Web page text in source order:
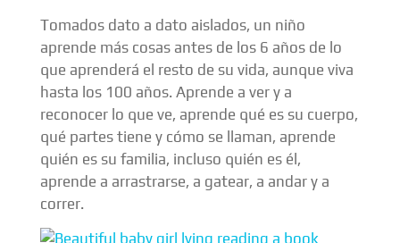
Tomados dato a dato aislados, un niño
aprende más cosas antes de los 6 años de lo
que aprenderá el resto de su vida, aunque viva
hasta los 100 años. Aprende a ver y a
reconocer lo que ve, aprende qué es su cuerpo,
qué partes tiene y cómo se llaman, aprende
quién es su familia, incluso quién es él,
aprende a arrastrarse, a gatear, a andar y a
correr.